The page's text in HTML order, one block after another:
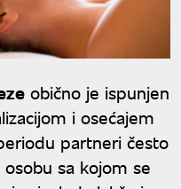
obično je ispunjen
i osećajem
partneri često
sa kojom se